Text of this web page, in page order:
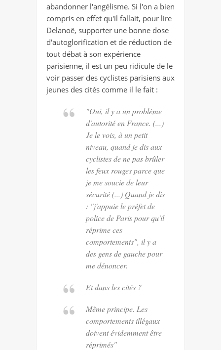
abandonner l'angélisme. Si l'on a bien
compris en effet qu'il fallait, pour lire
Delanoë, supporter une bonne dose
d'autoglorification et de réduction de
tout débat à son expérience
parisienne, il est un peu ridicule de le
voir passer des cyclistes parisiens aux
jeunes des cités comme il le fait :
"Oui, il y a un problème
d'autorité en France. (...)
Je le vois, à un petit
niveau, quand je dis aux
cyclistes de ne pas brûler
les feux rouges parce que
je me soucie de leur
sécurité (...) Quand je dis
: "j'appuie le préfet de
police de Paris pour qu'il
réprime ces
comportements", il y a
des gens de gauche pour
me dénoncer.
Et dans les cités ?
Même principe. Les
comportements illégaux
doivent évidemment être
réprimés"